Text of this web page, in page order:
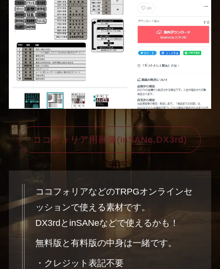
ココフォリア用画像(inSANe,DX3rd)
ココフォリアなどのTRPGオンラインセ
ッションで使える素材です。
DX3rdとinSANeなどで使えるかも！
無料版と有料版の中身は一緒です。
・クレジット表記不要